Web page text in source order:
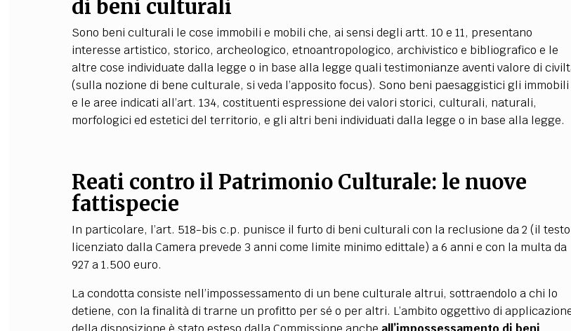
di beni culturali
Sono beni culturali le cose immobili e mobili che, ai sensi degli artt. 10 e 11, presentano
interesse artistico, storico, archeologico, etnoantropologico, archivistico e bibliografico e le
altre cose individuate dalla legge o in base alla legge quali testimonianze aventi valore di
(sulla nozione di bene culturale, si veda l’apposito focus). Sono beni paesaggistici gli immobili
e le aree indicati all’art. 134, costituenti espressione dei valori storici, culturali, naturali,
morfologici ed estetici del territorio, e gli altri beni individuati dalla legge o in base alla legge.
Reati contro il Patrimonio Culturale: le nuove
fattispecie
In particolare, l’art. 518-bis c.p. punisce il furto di beni culturali con la reclusione da 2 (il testo
licenziato dalla Camera prevede 3 anni come limite minimo edittale) a 6 anni e con la multa da
927 a 1.500 euro.
La condotta consiste nell’impossessamento di un bene culturale altrui, sottraendolo a chi lo
detiene, con la finalità di trarne un profitto per sé o per altri. L’ambito oggettivo di